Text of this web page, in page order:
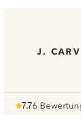
J.
7.76